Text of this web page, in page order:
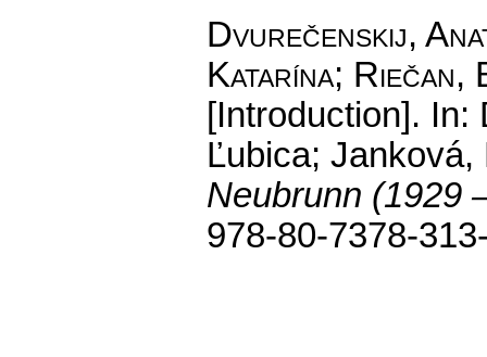
Dvurečenskij,
Katarína; Riečan,
[Introduction]. In:
Ľubica;
Neubrunn (1929
978-80-7378-